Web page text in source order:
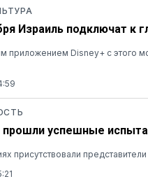
Израиль подключат к
приложением Disney+ с этого
прошли успешные
присутствовали